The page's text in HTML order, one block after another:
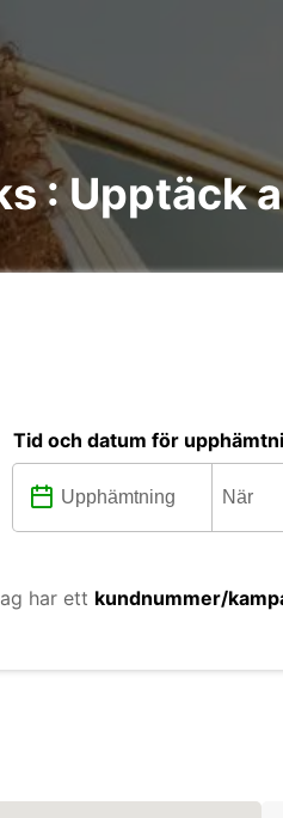
: Upptäck
Tid och datum för
har ett kundnummer/